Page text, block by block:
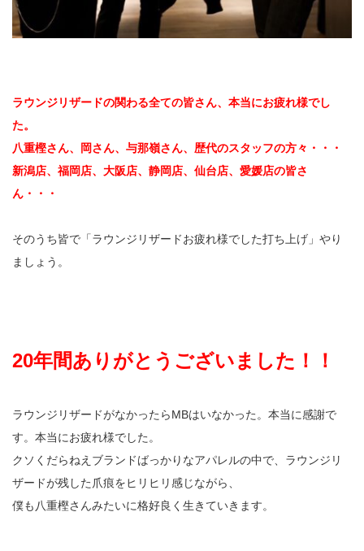
ラウンジリザードの関わる全ての皆さん、本当にお疲れ様でし
た。
八重樫さん、岡さん、与那嶺さん、歴代のスタッフの方々・・・
新潟店、福岡店、大阪店、静岡店、仙台店、愛媛店の皆さ
ん・・・
そのうち皆で「ラウンジリザードお疲れ様でした打ち上げ」やり
ましょう。
20年間ありがとうございました！！
ラウンジリザードがなかったらMBはいなかった。本当に感謝で
す。本当にお疲れ様でした。
クソくだらねえブランドばっかりなアパレルの中で、ラウンジリ
ザードが残した爪痕をヒリヒリ感じながら、
僕も八重樫さんみたいに格好良く生きていきます。